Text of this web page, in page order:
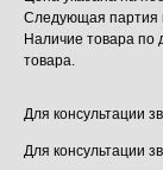
Следующая партия
Наличие товара по
товара.
Для консультации
Для консультации